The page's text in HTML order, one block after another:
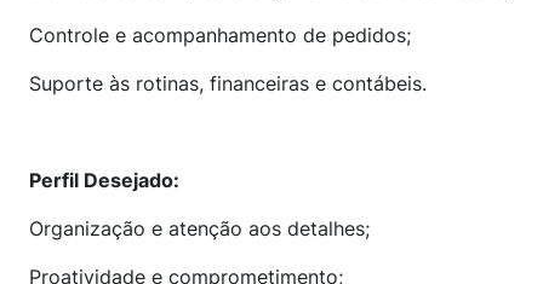
Controle e acompanhamento de pedidos;
Suporte às rotinas, financeiras e contábeis.
Perfil Desejado:
Organização e atenção aos detalhes;
Proatividade e comprometimento;